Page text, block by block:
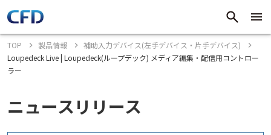
TOP 製品情報
補助入力デバイス(左手デバイス・片手デバイス)
Loupedeck Live | Loupedeck(ループデック) メディア編集・配信用コントロー
ラー
ニュースリリース